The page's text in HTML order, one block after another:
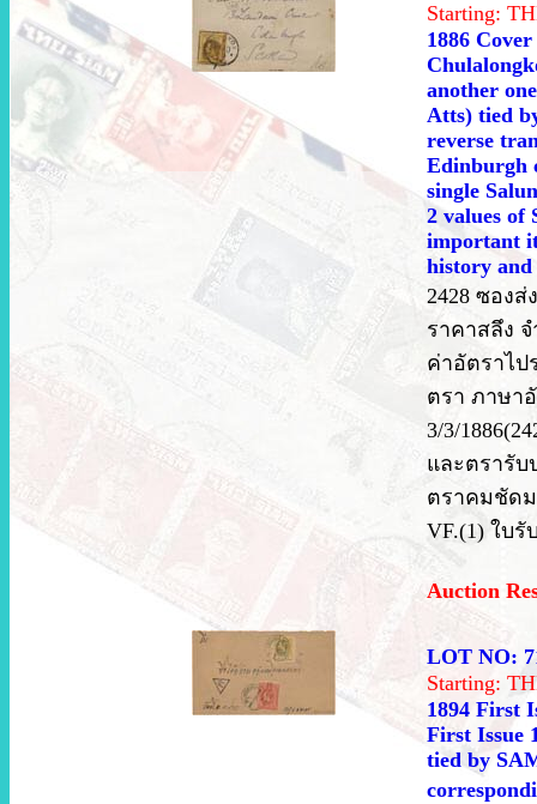
Starting:
1886
another
Atts) tied
reverse
Edinburgh
single
2 values of
important
history and
2428 ซอง
ราคาสลึง
ค่าอัตราไป
ตรา ภาษา
3/3/
และตรารับ
ตราคมชัด
VF.(1) ใบรั
Auction
LOT NO:
Starting:
1894 First
First Issue
tied by